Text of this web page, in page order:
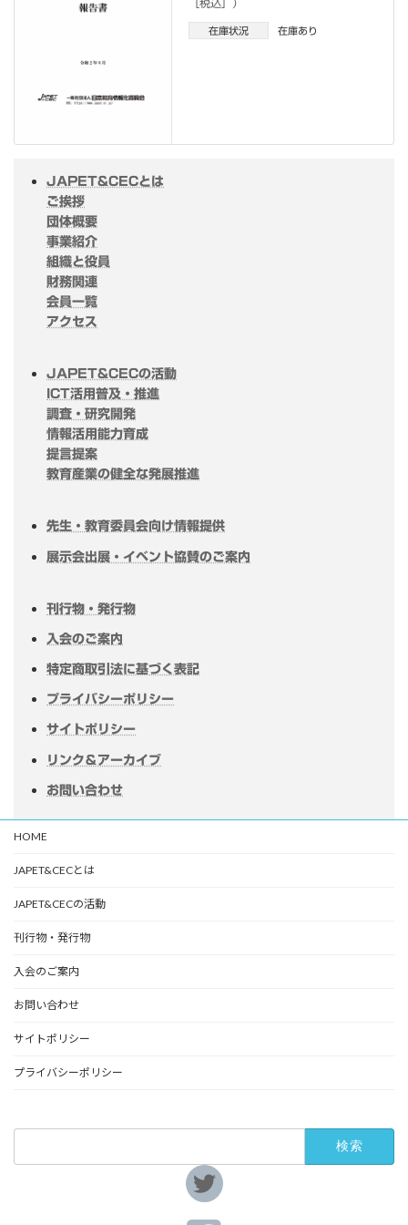
［税込］）
在庫状況 在庫あり
JAPET&CECとは
ご挨拶
団体概要
事業紹介
組織と役員
財務関連
会員一覧
アクセス
JAPET&CECの活動
ICT活用普及・推進
調査・研究開発
情報活用能力育成
提言提案
教育産業の健全な発展推進
先生・教育委員会向け情報提供
展示会出展・イベント協賛のご案内
刊行物・発行物
入会のご案内
特定商取引法に基づく表記
プライバシーポリシー
サイトポリシー
リンク＆アーカイブ
お問い合わせ
HOME
JAPET&CECとは
JAPET&CECの活動
刊行物・発行物
入会のご案内
お問い合わせ
サイトポリシー
プライバシーポリシー
ア
イ
コ
ン